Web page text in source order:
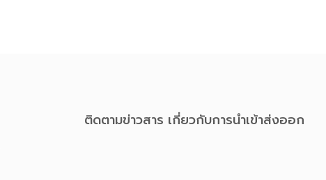
ติดตามข่าวสาร เกี่ยวกับการนําเข้าส่งออก